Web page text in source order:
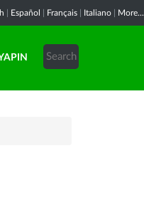
Español Français Italiano More...